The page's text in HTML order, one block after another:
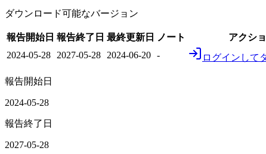
ダウンロード可能なバージョン
報告開始日 報告終了日 最終更新日 ノート
アクシ
2024-05-28
2027-05-28 2024-06-20 - ログインして
報告開始日
2024-05-28
報告終了日
2027-05-28